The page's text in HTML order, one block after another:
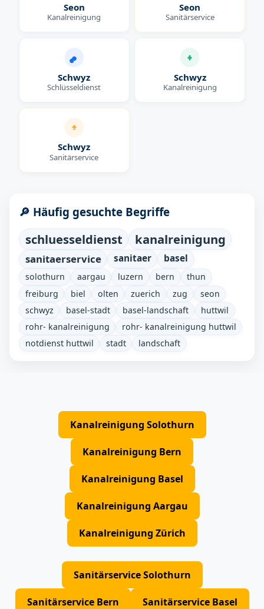
Seon
Kanalreinigung
Seon
Sanitärservice
Schwyz
Schlüsseldienst
Schwyz
Kanalreinigung
Schwyz
Sanitärservice
🔎 Häufig gesuchte Begriffe
schluesseldienst kanalreinigung
sanitaerservice sanitaer basel
solothurn aargau luzern bern
thun
freiburg
biel olten zuerich zug
seon
schwyz
basel-stadt basel-landschaft
huttwil
rohr- kanalreinigung
rohr- kanalreinigung huttwil
notdienst huttwil
stadt landschaft
Kanalreinigung Solothurn
Kanalreinigung Bern
Kanalreinigung Basel
Kanalreinigung Aargau
Kanalreinigung Zürich
Sanitärservice Solothurn
Sanitärservice Bern Sanitärservice Basel